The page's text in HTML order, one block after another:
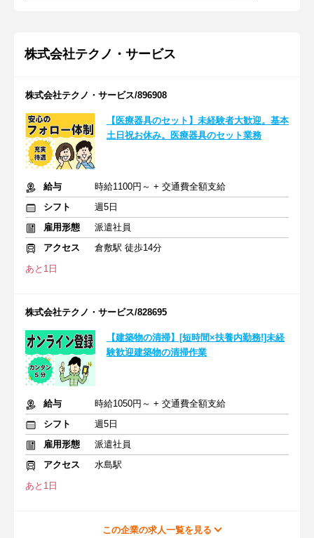
株式会社テクノ・サービス
株式会社テクノ・サービス/896908
【医療器具のセット】未経験者大歓迎。基本
土日祝お休み。医療器具のセット業務
給与
時給1100円～ + 交通費全額支給
シフト
週5日
雇用形態
派遣社員
アクセス
倉敷駅 徒歩14分
あと1日
株式会社テクノ・サービス/828695
【建築物の清掃】[短時間×扶養内勤務!]未経
験歓迎建築物の清掃作業
給与
時給1050円～ + 交通費全額支給
シフト
週5日
雇用形態
派遣社員
アクセス
水島駅
あと1日
この企業の求人一覧を見る